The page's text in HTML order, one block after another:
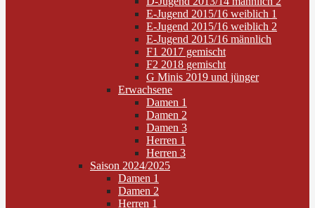
E-Jugend 2015/16 weiblich 1
E-Jugend 2015/16 weiblich 2
E-Jugend 2015/16 männlich
F1 2017 gemischt
F2 2018 gemischt
G Minis 2019 und jünger
Erwachsene
Damen 1
Damen 2
Damen 3
Herren 1
Herren 3
Saison 2024/2025
Damen 1
Damen 2
Herren 1